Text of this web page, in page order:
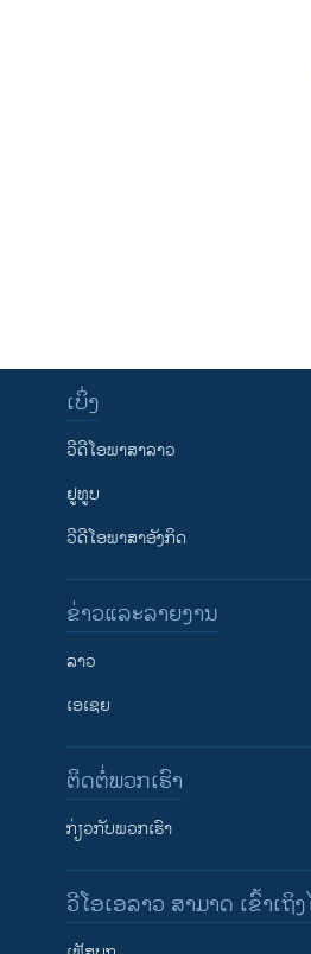
ເບິ່ງ
ວີດີໂອພາສາລາວ
ຢູທູບ
ວີດີໂອພາສາອັງກິດ
ຂ່າວແລະລາຍງານ
ລາວ
ເອເຊຍ
ຕິດຕໍ່ພວກເຮົາ
ກ່ຽວກັບພວກເຮົາ
ວີໂອເອລາວ ສາມາດ ເຂົ້າເຖິ